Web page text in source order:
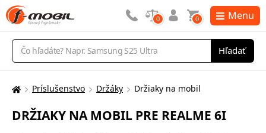
Vyhľadávanie
Hľadať
0 0 Menu
Tu
nachádzate:
Príslušenstvo Držáky Držiaky na mobil
DRŽIAKY NA MOBIL PRE REALME 6I